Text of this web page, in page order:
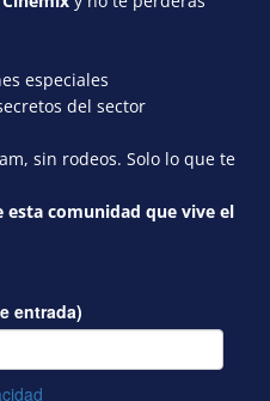
especiales
del sector
sin rodeos. Solo lo que te
comunidad que vive el